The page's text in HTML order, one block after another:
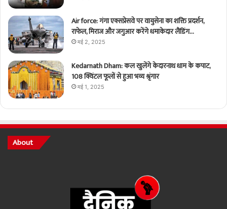
Air force: गंगा एक्सप्रेसवे पर वायुसेना का शक्ति प्रदर्शन,
राफेल, मिराज और जगुआर करेंगे धमाकेदार लैंडिंग…
मई 2, 2025
Kedarnath Dham: कल खुलेंगे केदारनाथ धाम के कपाट,
108 क्विंटल फूलों से हुआ भव्य श्रृंगार
मई 1, 2025
About